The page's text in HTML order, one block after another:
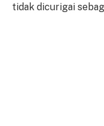
tidak dicurigai